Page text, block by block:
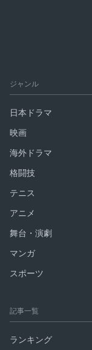
ジャンル
日本ドラマ
映画
海外ドラマ
格闘技
テニス
アニメ
舞台・演劇
マンガ
スポーツ
記事一覧
ランキング